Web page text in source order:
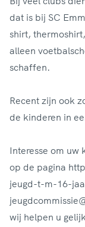
dat is bij SC
shirt,
alleen
schaffen.
Recent zijn ook
de kinderen in
Interesse om uw
op de pagina
jeugd-t-m-16-
wij helpen u